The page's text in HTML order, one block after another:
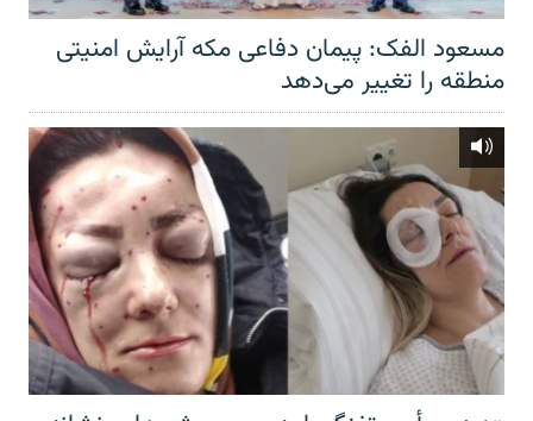
مسعود الفک: پیمان دفاعی مکه آرایش امنیتی
منطقه را تغییر می‌دهد